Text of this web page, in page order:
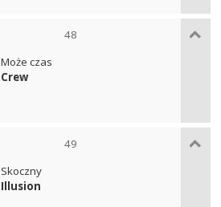
48
Może czas
Crew
49
Skoczny
Illusion